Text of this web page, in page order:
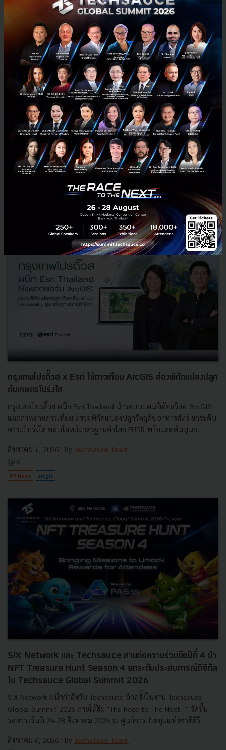
RELATED ARTICLE
กรุงเทพโปรดิ๊วส x Esri ใช้ดาวเทียม ArcGIS ส่องพิกัดแปลงปลูก
ดันเกษตรโปร่งใส
กรุงเทพโปรดิ๊วส ผนึก Esri Thailand นำระบบแผนที่อัจฉริยะ 'ArcGIS'
และภาพถ่ายดาวเทียม ตรวจพิกัดแปลงปลูกวัตถุดิบอาหารสัตว์ ยกระดับ
ความโปร่งใส ตอบโจทย์มาตรฐานค้าโลก EUDR พร้อมลดต้นทุนก...
สิงหาคม 7, 2026 | By Techsauce Team
0
PR News arcgis
SIX Network และ Techsauce สานต่อความร่วมมือปีที่ 4 นำ
NFT Treasure Hunt Season 4 ยกระดับประสบการณ์ดิจิทัล
ใน Techsauce Global Summit 2026
SIX Network ผนึกกำลังกับ Techsauce อีกครั้งในงาน Techsauce
Global Summit 2026 ภายใต้ธีม "The Race to The Next…" จัดขึ้น
ระหว่างวันที่ 26-28 สิงหาคม 2026 ณ ศูนย์การประชุมแห่งชาติสิริ...
สิงหาคม 6, 2026 | By Techsauce Team